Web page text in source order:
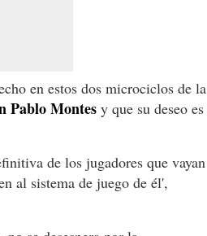
en estos dos microciclos de la
Pablo Montes y que su deseo es
de los jugadores que vayan
al sistema de juego de él',